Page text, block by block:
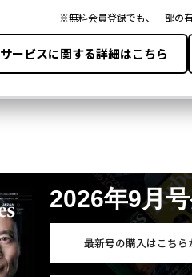
2026年9月
最新号の購入はこちら